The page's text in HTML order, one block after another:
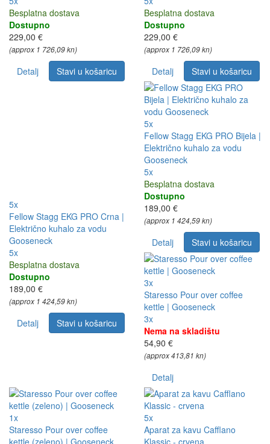
Besplatna dostava
Dostupno
229,00 €
(approx 1 726,09 kn)
Detalj Stavi u košaricu
Besplatna dostava
Dostupno
229,00 €
(approx 1 726,09 kn)
Detalj Stavi u košaricu
5x
Fellow Stagg EKG PRO Crna |
Električno kuhalo za vodu
Gooseneck
5x
Besplatna dostava
Dostupno
189,00 €
(approx 1 424,59 kn)
Detalj Stavi u košaricu
5x
Fellow Stagg EKG PRO Bijela |
Električno kuhalo za vodu
Gooseneck
5x
Besplatna dostava
Dostupno
189,00 €
(approx 1 424,59 kn)
Detalj Stavi u košaricu
3x
Staresso Pour over coffee
kettle | Gooseneck
3x
Nema na skladištu
54,90 €
(approx 413,81 kn)
Detalj
1x
Staresso Pour over coffee
5x
Aparat za kavu Cafflano